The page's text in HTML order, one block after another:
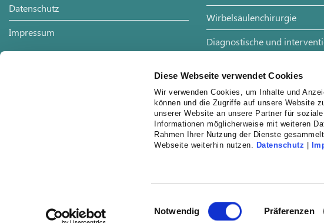
Diese Webseite verwendet Cookies
Wir verwenden Cookies, um Inhalte und
können und die Zugriffe auf unsere Website
unserer Website an unsere Partner für
Informationen möglicherweise mit weiteren
Rahmen Ihrer Nutzung der Dienste
Webseite weiterhin nutzen. Datenschutz
Notwendig
Präferenzen
Datenschutz
Impressum
Wirbelsäulenchirurgie
Diagnostische und